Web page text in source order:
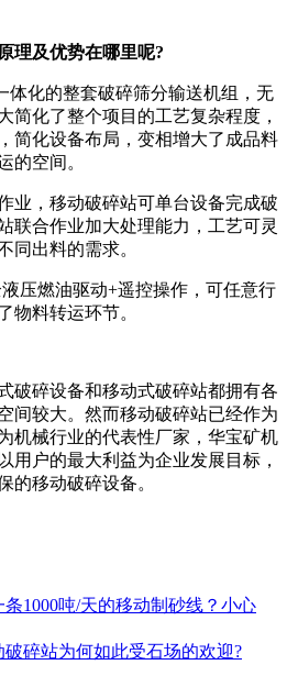
理及优势在哪里呢?
体化的整套破碎筛分输送机组，无
简化了整个项目的工艺复杂程度，
简化设备布局，变相增大了成品料
的空间。
业，移动破碎站可单台设备完成破
联合作业加大处理能力，工艺可灵
同出料的需求。
压燃油驱动+遥控操作，可任意行
物料转运环节。
碎设备和移动式破碎站都拥有各
间较大。然而移动破碎站已经作为
机械行业的代表性厂家，华宝矿机
用户的最大利益为企业发展目标，
的移动破碎设备。
条1000吨/天的移动制砂线？小心
破碎站为何如此受石场的欢迎?